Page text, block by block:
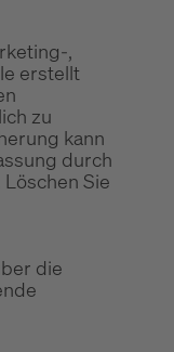
,
erstellt
zu
kann
durch
Sie
die